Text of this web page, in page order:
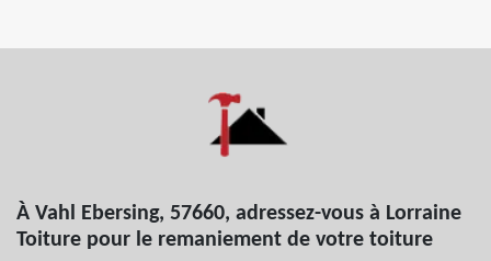
À Vahl Ebersing, 57660, adressez-vous à Lorraine
Toiture pour le remaniement de votre toiture